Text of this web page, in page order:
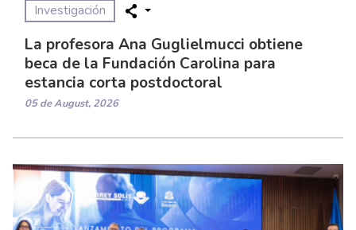
Investigación
La profesora Ana Guglielmucci obtiene
beca de la Fundación Carolina para
estancia corta postdoctoral
05 de August, 2026